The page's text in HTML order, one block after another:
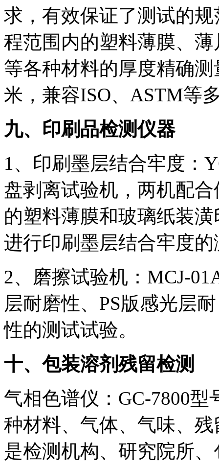
求，有效保证了测试的
程范围内的塑料薄膜、
等各种材料的厚度精确
米，兼容ISO、ASTM等
九、印刷品检测仪器
1、印刷墨层结合牢度：
盘剥离试验机，两机配
的塑料薄膜和玻璃纸装
进行印刷墨层结合牢度
2、磨擦试验机：MCJ-
层耐磨性、PS版感光层
性的测试试验。
十、包装溶剂残留检测
气相色谱仪：GC-7800
种材料、气体、气味、
是检测机构、研究院所